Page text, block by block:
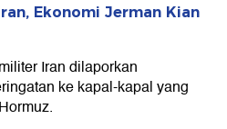
Ekonomi Jerman Kian
Iran dilaporkan
ke kapal-kapal yang